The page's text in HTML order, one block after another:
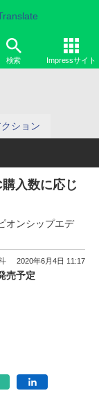
検索 Impressサイト
クション
入数に応じ
オンシップエデ
2020年6月4日 11:17
売予定